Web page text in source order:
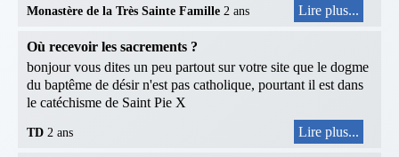
Monastère de la Très Sainte Famille 2 ans Lire plus...
Où recevoir les sacrements ?
bonjour vous dites un peu partout sur votre site que le dogme
du baptême de désir n'est pas catholique, pourtant il est dans
le catéchisme de Saint Pie X
TD 2 ans Lire plus...